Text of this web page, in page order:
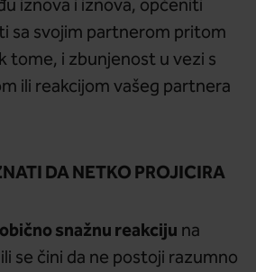
iznova i iznova, općeniti
sa svojim partnerom pritom
tome, i zbunjenost u vezi s
ili reakcijom vašeg partnera
DA NETKO PROJICIRA
snažnu reakciju na
se čini da ne postoji razumno